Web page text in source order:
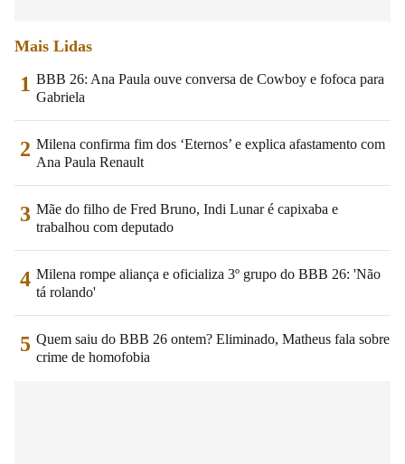
Mais Lidas
1 BBB 26: Ana Paula ouve conversa de Cowboy e fofoca para
Gabriela
2 Milena confirma fim dos ‘Eternos’ e explica afastamento com
Ana Paula Renault
3 Mãe do filho de Fred Bruno, Indi Lunar é capixaba e
trabalhou com deputado
4 Milena rompe aliança e oficializa 3º grupo do BBB 26: 'Não
tá rolando'
5 Quem saiu do BBB 26 ontem? Eliminado, Matheus fala sobre
crime de homofobia